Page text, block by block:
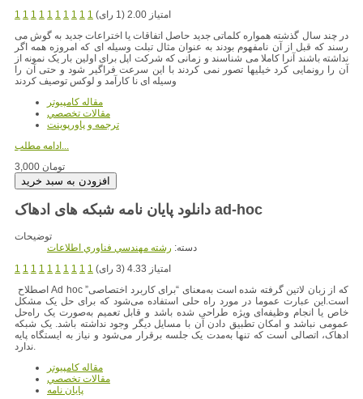
1 1 1 1 1 1 1 1 1 1
امتیاز 2.00 (1 رای)
در چند سال گذشته همواره کلماتی جدید حاصل اتفاقات یا اختراعات جدید به گوش می
رسند که قبل از آن نامفهوم بودند به عنوان مثال تبلت وسیله ای که امروزه همه اگر
نداشته باشند آنرا کاملا می شناسند و زمانی که شرکت اپل برای اولین بار یک نمونه از
آن را رونمایی کرد خیلیها تصور نمی کردند با این سرعت فراگیر شود و حتی آن را
وسیله ای نا کارآمد و لوکس توصیف کردند
مقاله کامپیوتر
مقالات تخصصي
ترجمه و پاورپوينت
3,000 تومان
دانلود پایان نامه شبکه های ادهاک ad-hoc
توضیحات
دسته: رشته مهندسي فناوري اطلاعات
1 1 1 1 1 1 1 1 1 1
امتیاز 4.33 (3 رای)
اصطلاح Ad hocکه از زبان لاتین گرفته شده است به‌معنای “برای کاربرد اختصاصی”
است.این عبارت عموما در مورد راه ‌حلی استفاده می‌شود که برای حل یک مشکل
خاص یا انجام وظیفه‌ای ویژه طراحی شده باشد و قابل تعمیم به‌صورت یک راه‌حل
عمومی نباشد و امکان تطبیق دادن آن با مسایل دیگر وجود نداشته باشد. یک شبکه
ادهاک، اتصالی است که تنها به‌مدت یک جلسه برقرار می‌شود و نیاز به ایستگاه پایه
ندارد.
مقاله کامپیوتر
مقالات تخصصي
پایان نامه